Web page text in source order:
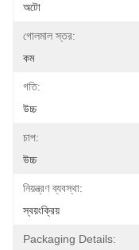
অটো
গোলমাল স্তর:
কম
গতি:
উচ্চ
চাপ:
উচ্চ
নিয়ন্ত্রণ ব্যবস্থা:
স্বয়ংক্রিয়
Packaging Details: